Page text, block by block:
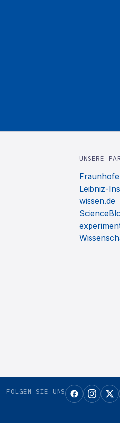
UNSERE
Leibniz-
wissen.de
FOLGEN SIE UNS